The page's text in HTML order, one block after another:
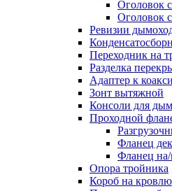
Оголовок
Оголовок
Ревизии
Переходник на
Разделка
Адаптер к
Зонт вытяжной
Консоли для
Проходной
Фланец
Фланец
Опора тройника
Короб на кровлю